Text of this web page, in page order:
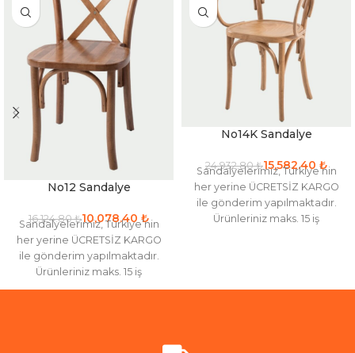
No12 Sandalye
16,124.80₺10,078.40 ₺
Sandalyelerimiz, Türkiye’nin
her yerine ÜCRETSİZ KARGO
ile gönderim yapılmaktadır.
Ürünleriniz maks. 15 iş
gününde kargoya verilir. Renk
No14K Sandalye
24,932.80₺15,582.40 ₺
Sandalyelerimiz, Türkiye’nin
her yerine ÜCRETSİZ KARGO
ile gönderim yapılmaktadır.
Ürünleriniz maks. 15 iş